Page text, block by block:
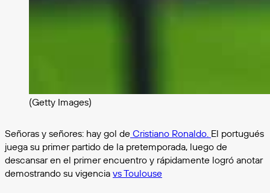
(Getty Images)
Señoras y señores: hay gol de Cristiano Ronaldo. El portugués
juega su primer partido de la pretemporada, luego de
descansar en el primer encuentro y rápidamente logró anotar
demostrando su vigencia vs Toulouse